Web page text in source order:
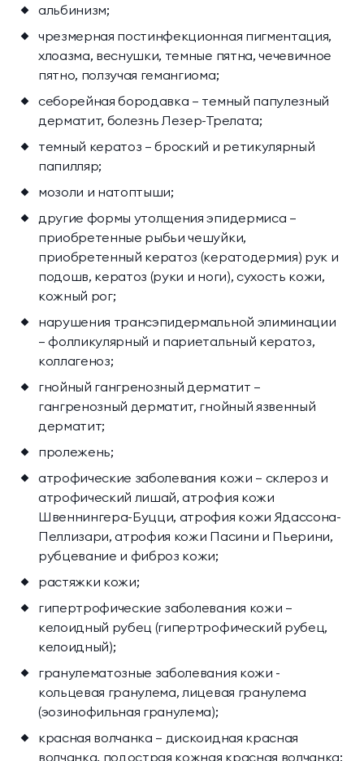
альбинизм;
чрезмерная постинфекционная пигментация,
хлоазма, веснушки, темные пятна, чечевичное
пятно, ползучая гемангиома;
себорейная бородавка — темный папулезный
дерматит, болезнь Лезер-Трелата;
темный кератоз — броский и ретикулярный
папилляр;
мозоли и натоптыши;
другие формы утолщения эпидермиса —
приобретенные рыбьи чешуйки,
приобретенный кератоз (кератодермия) рук и
подошв, кератоз (руки и ноги), сухость кожи,
кожный рог;
нарушения трансэпидермальной элиминации
— фолликулярный и париетальный кератоз,
коллагеноз;
гнойный гангренозный дерматит —
гангренозный дерматит, гнойный язвенный
дерматит;
пролежень;
атрофические заболевания кожи — склероз и
атрофический лишай, атрофия кожи
Швеннингера-Буцци, атрофия кожи Ядассона-
Пеллизари, атрофия кожи Пасини и Пьерини,
рубцевание и фиброз кожи;
растяжки кожи;
гипертрофические заболевания кожи —
келоидный рубец (гипертрофический рубец,
келоидный);
гранулематозные заболевания кожи -
кольцевая гранулема, лицевая гранулема
(эозинофильная гранулема);
красная волчанка — дискоидная красная
волчанка, подострая кожная красная волчанка;